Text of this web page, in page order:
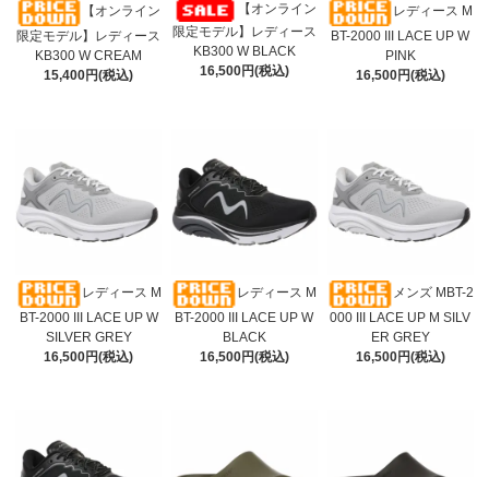
【オンライン
限定モデル】レディース
KB300 W CREAM
15,400円(税込)
【オンライン
限定モデル】レディース
KB300 W BLACK
16,500円(税込)
レディース M
BT-2000 III LACE UP W
PINK
16,500円(税込)
レディース M
BT-2000 III LACE UP W
SILVER GREY
16,500円(税込)
レディース M
BT-2000 III LACE UP W
BLACK
16,500円(税込)
メンズ MBT-2
000 III LACE UP M SILV
ER GREY
16,500円(税込)